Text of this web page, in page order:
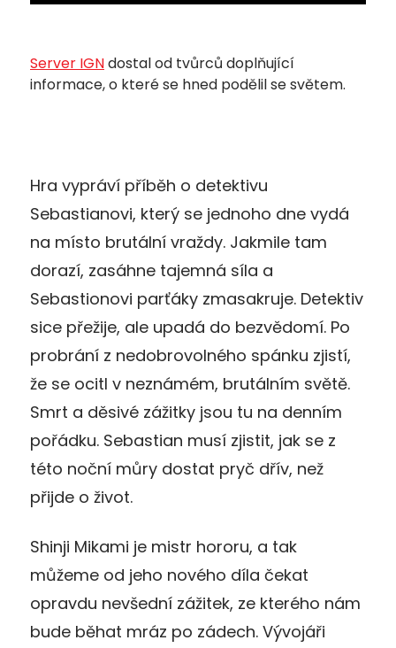
Server IGNdostal od tvůrců doplňující
informace, o které se hned podělil se světem.
Hra vypráví příběh o detektivu
Sebastianovi, který se jednoho dne vydá
na místo brutální vraždy. Jakmile tam
dorazí, zasáhne tajemná síla a
Sebastionovi parťáky zmasakruje. Detektiv
sice přežije, ale upadá do bezvědomí. Po
probrání z nedobrovolného spánku zjistí,
že se ocitl v neznámém, brutálním světě.
Smrt a děsivé zážitky jsou tu na denním
pořádku. Sebastian musí zjistit, jak se z
této noční můry dostat pryč dřív, než
přijde o život.
Shinji Mikami je mistr hororu, a tak
můžeme od jeho nového díla čekat
opravdu nevšední zážitek, ze kterého nám
bude běhat mráz po zádech. Vývojáři